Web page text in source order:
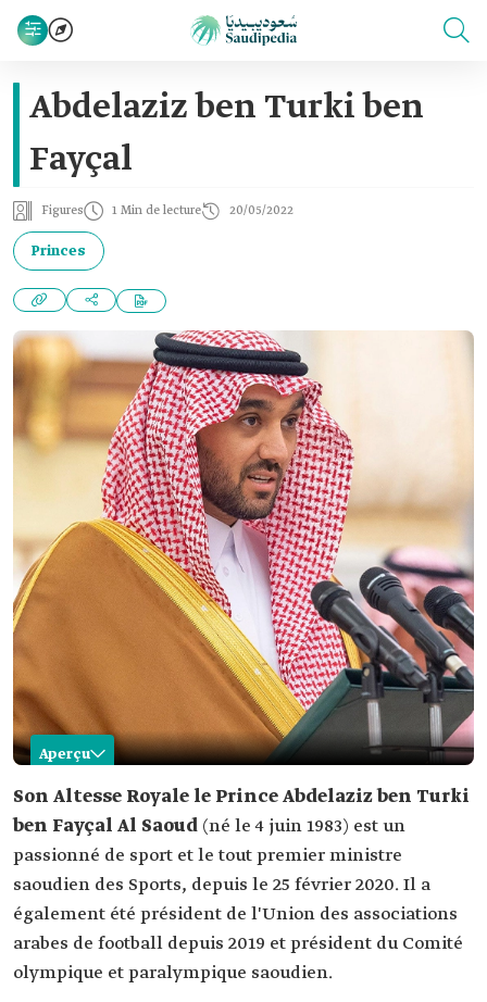
Abdelaziz ben Turki ben
Fayçal
Figures 1 Min de lecture 20/05/2022
Princes
Aperçu
Abdelaziz ben Turki ben Fayçal
Nom
Prince Abdelaziz ben Turki ben Fayçal Al Saoud.
Date de naissance
Lieu de
naissance
Riyad.
Poste actuel
Ministre des Sports.
Date de
25 février 2020.
Son Altesse Royale le Prince Abdelaziz ben Turki
ben Fayçal Al Saoud (né le 4 juin 1983) est un
passionné de sport et le tout premier ministre
saoudien des Sports, depuis le 25 février 2020. Il a
également été président de l'Union des associations
arabes de football depuis 2019 et président du Comité
olympique et paralympique saoudien.